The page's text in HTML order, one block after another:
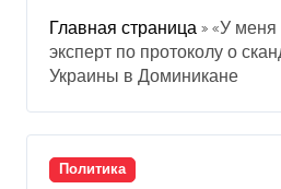
Главная страница » «У
эксперт по протоколу о
Украины в Доминикане
Политика